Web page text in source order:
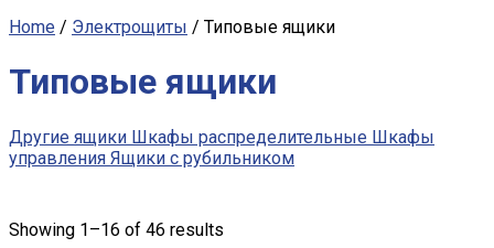
Home / Электрощиты / Типовые ящики
Типовые ящики
Другие ящики Шкафы распределительные Шкафы
управления Ящики с рубильником
Showing 1–16 of 46 results